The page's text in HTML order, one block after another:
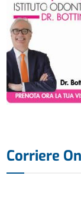
Corriere